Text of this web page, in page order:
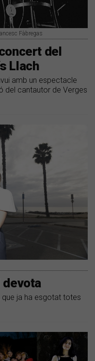
Fàbregas
del
Llach
amb un espectacle
del cantautor de Verges
devota
que ja ha esgotat totes